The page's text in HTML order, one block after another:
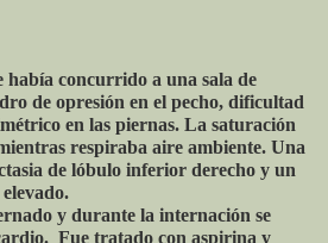
había concurrido a una sala de
de opresión en el pecho, dificultad
en las piernas. La saturación
respiraba aire ambiente. Una
de lóbulo inferior derecho y un
y durante la internación se
Fue tratado con aspirina y